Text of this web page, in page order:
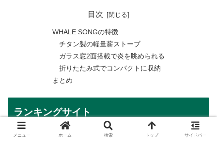
目次
WHALE SONGの特徴
チタン製の軽量薪ストーブ
ガラス窓2面搭載で炎を眺められる
折りたたみ式でコンパクトに収納
まとめ
ランキングサイト
メニュー ホーム 検索 トップ サイドバー